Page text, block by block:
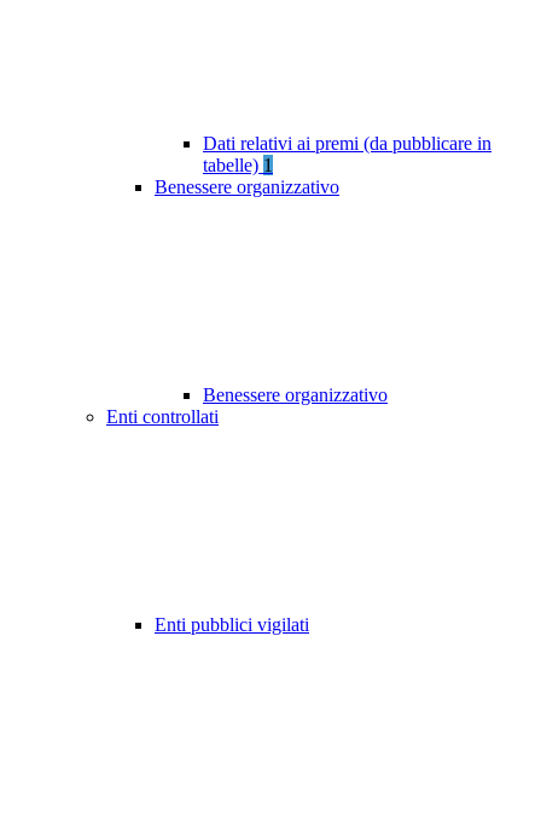
Dati relativi ai premi (da pubblicare in
tabelle) 1
Benessere organizzativo
Benessere organizzativo
Enti controllati
Enti pubblici vigilati